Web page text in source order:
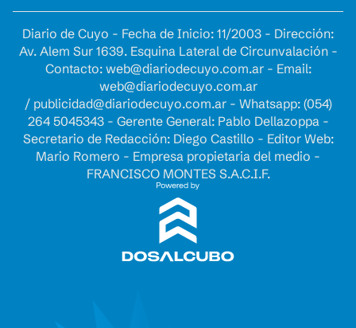
Diario de Cuyo - Fecha de Inicio: 11/2003 - Dirección:
Av. Alem Sur 1639. Esquina Lateral de Circunvalación -
Contacto: web@diariodecuyo.com.ar- Email:
web@diariodecuyo.com.ar
/ publicidad@diariodecuyo.com.ar- Whatsapp: (054)
264 5045343 - Gerente General: Pablo Dellazoppa -
Secretario de Redacción: Diego Castillo - Editor Web:
Mario Romero - Empresa propietaria del medio -
FRANCISCO MONTES S.A.C.I.F.